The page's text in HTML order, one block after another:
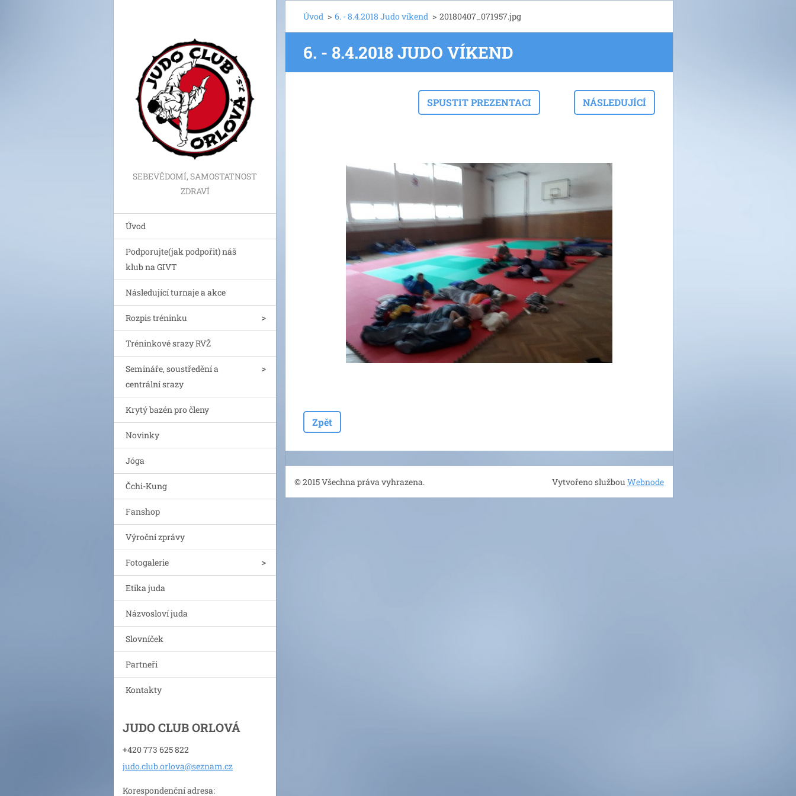
SEBEVĚDOMÍ, SAMOSTATNOST
ZDRAVÍ
Úvod
Podporujte(jak podpořit) náš
klub na GIVT
Následující turnaje a akce
Rozpis tréninku
Tréninkové srazy RVŽ
Semináře, soustředění a
centrální srazy
Krytý bazén pro členy
Novinky
Jóga
Čchi-Kung
Fanshop
Výroční zprávy
Fotogalerie
Etika juda
Názvosloví juda
Slovníček
Partneři
Kontakty
JUDO CLUB ORLOVÁ
+420 773 625 822
judo.club.orlova@seznam.cz
Korespondenční adresa:
Úvod > 6. - 8.4.2018 Judo víkend > 20180407_071957.jpg
6. - 8.4.2018 JUDO VÍKEND
SPUSTIT PREZENTACI NÁSLEDUJÍCÍ
Zpět
© 2015 Všechna práva vyhrazena. Vytvořeno službouWebnode